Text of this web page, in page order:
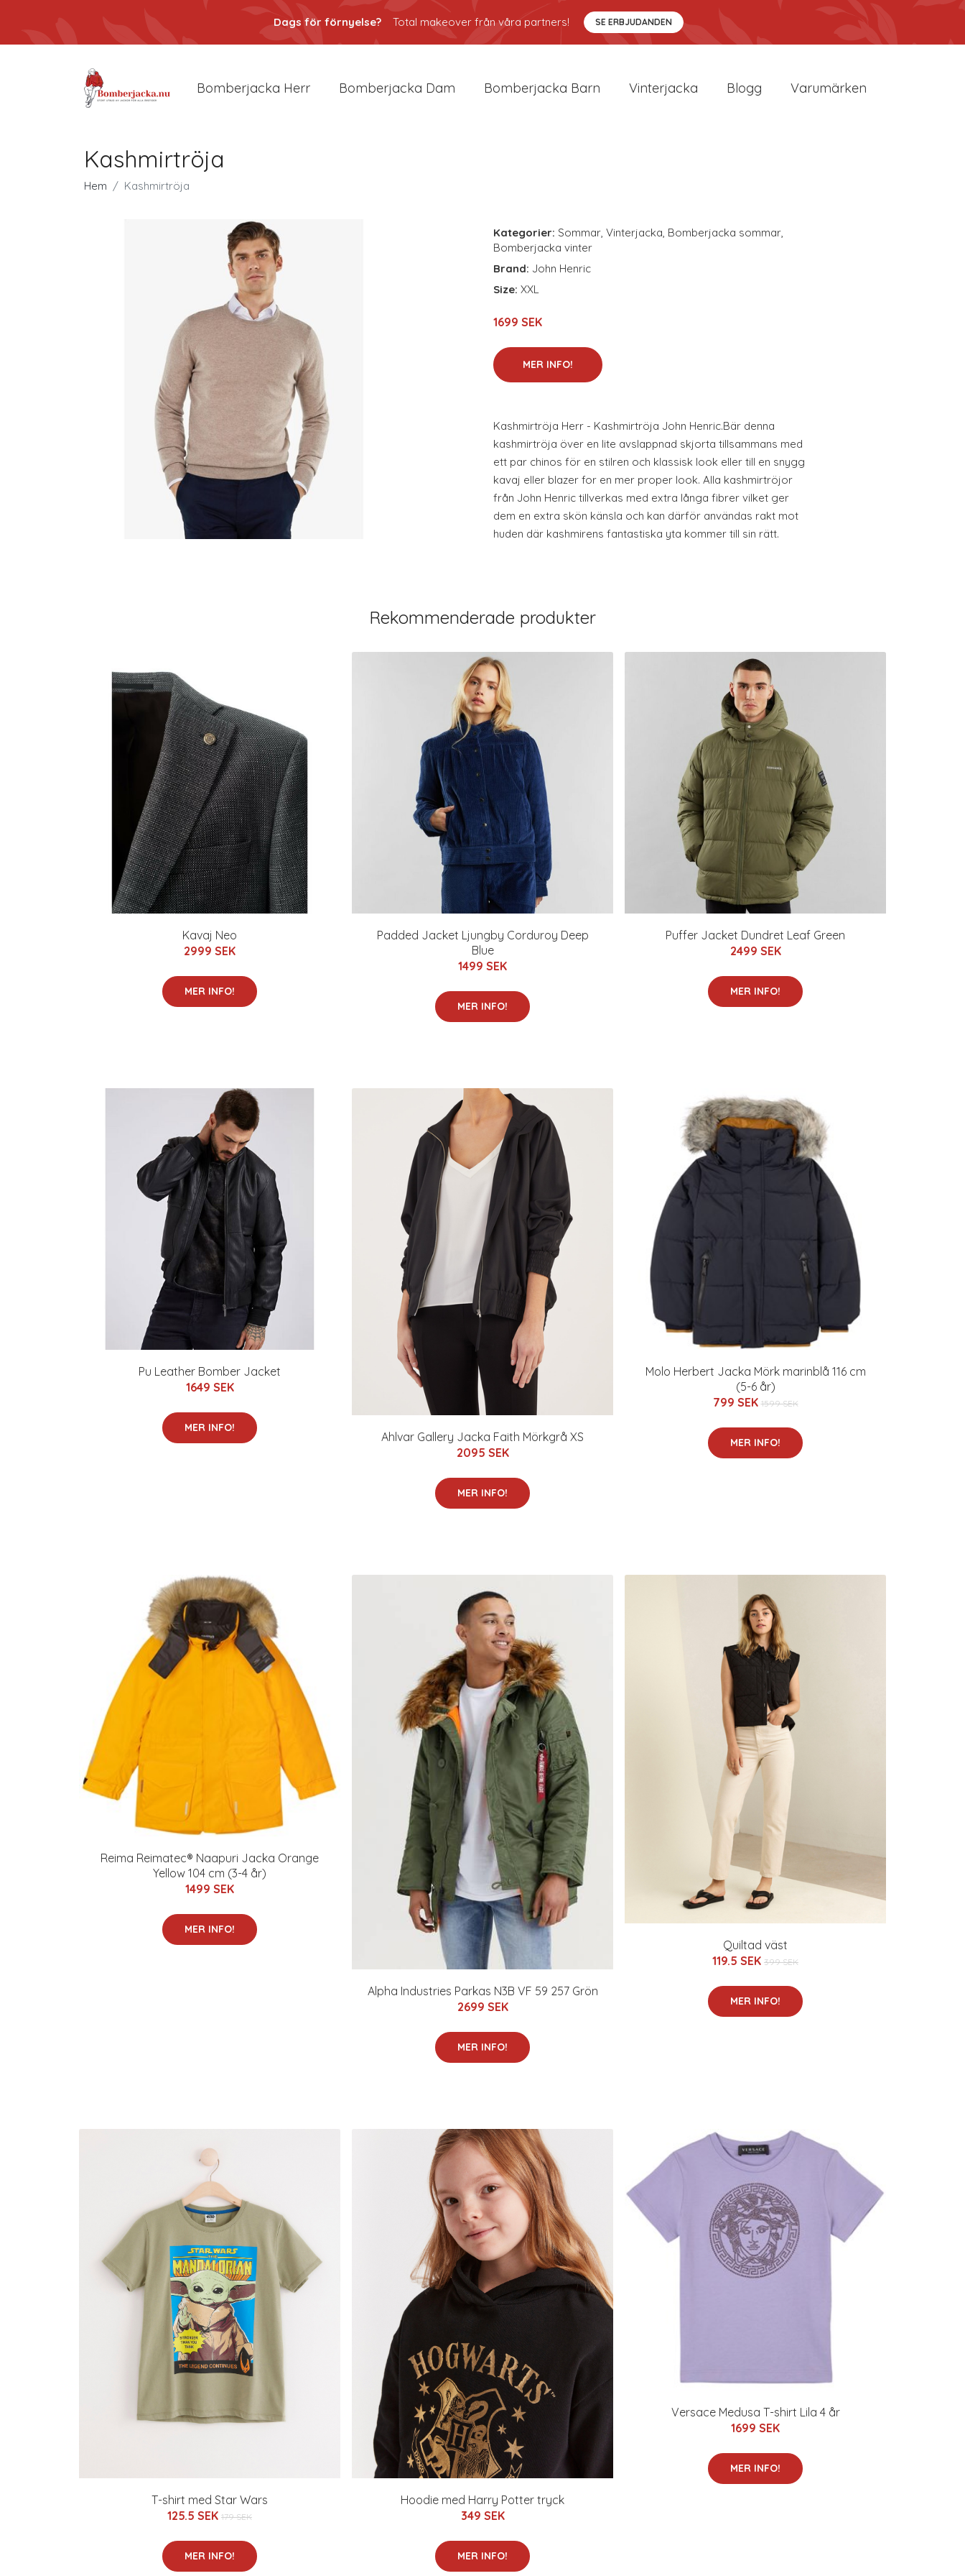
Dags för förnyelse? Total makeover från våra partners! SE ERBJUDANDEN
Bomberjacka Herr Bomberjacka Dam Bomberjacka Barn Vinterjacka Blogg Varumärken
Kashmirtröja
Hem Kashmirtröja
Kategorier: Sommar, Vinterjacka, Bomberjacka sommar,
Bomberjacka vinter
Brand: John Henric
Size: XXL
1699 SEK
MER INFO!
Kashmirtröja Herr - Kashmirtröja John Henric.Bär denna
kashmirtröja över en lite avslappnad skjorta tillsammans med
ett par chinos för en stilren och klassisk look eller till en snygg
kavaj eller blazer for en mer proper look. Alla kashmirtröjor
från John Henric tillverkas med extra långa fibrer vilket ger
dem en extra skön känsla och kan därför användas rakt mot
huden där kashmirens fantastiska yta kommer till sin rätt.
Rekommenderade produkter
Kavaj Neo
2999 SEK
MER INFO!
Padded Jacket Ljungby Corduroy Deep
Blue
1499 SEK
MER INFO!
Puffer Jacket Dundret Leaf Green
2499 SEK
MER INFO!
Pu Leather Bomber Jacket
1649 SEK
MER INFO!
Ahlvar Gallery Jacka Faith Mörkgrå XS
2095 SEK
MER INFO!
Molo Herbert Jacka Mörk marinblå 116 cm
(5-6 år)
799 SEK 1599 SEK
MER INFO!
Reima Reimatec® Naapuri Jacka Orange
Yellow 104 cm (3-4 år)
1499 SEK
MER INFO!
Alpha Industries Parkas N3B VF 59 257 Grön
2699 SEK
MER INFO!
Quiltad väst
119.5 SEK 399 SEK
MER INFO!
T-shirt med Star Wars
125.5 SEK 179 SEK
MER INFO!
Hoodie med Harry Potter tryck
349 SEK
MER INFO!
Versace Medusa T-shirt Lila 4 år
1699 SEK
MER INFO!